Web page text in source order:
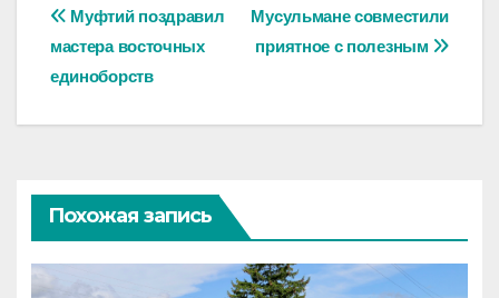
Навигация
по
записям
Мусульмане совместили
приятное с полезным
Муфтий поздравил
мастера восточных
единоборств
Похожая запись